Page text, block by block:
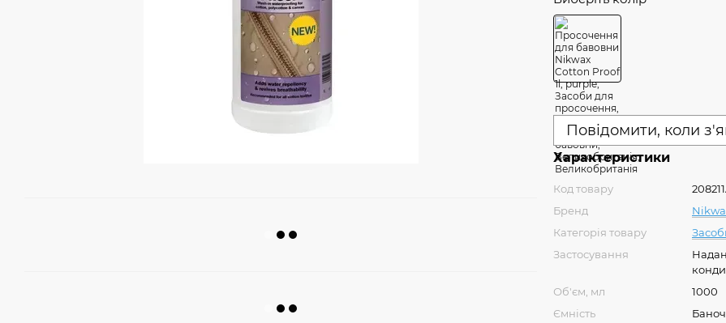
Повідомити, коли
Характеристики
Код товару
Бренд
Категорія товару
Застосування
Об'єм, мл
1000
Ємність